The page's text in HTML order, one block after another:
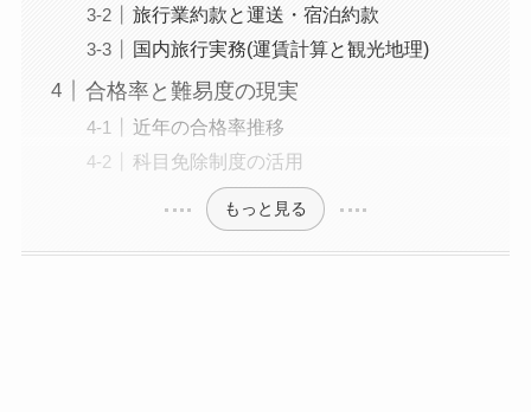
旅行業約款と運送・宿泊約款
国内旅行実務(運賃計算と観光地理)
合格率と難易度の現実
近年の合格率推移
科目免除制度の活用
もっと見る